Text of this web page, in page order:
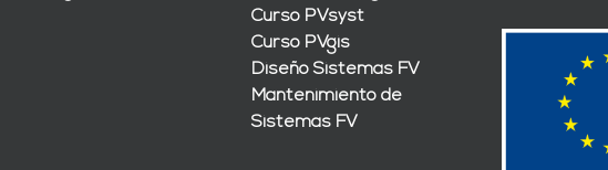
Curso PVsyst
Curso PVgis
Diseño Sistemas FV
Mantenimiento de
Sistemas FV